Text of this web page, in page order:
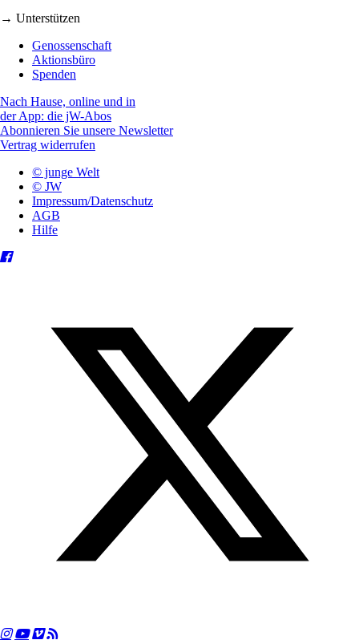
→ Unterstützen
Genossenschaft
Aktionsbüro
Spenden
Nach Hause, online und in
der App: die jW-Abos
Abonnieren Sie unsere Newsletter
Vertrag widerrufen
© junge Welt
© JW
Impressum/Datenschutz
AGB
Hilfe